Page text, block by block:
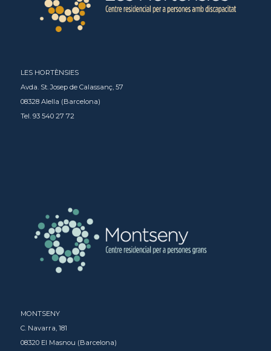
LES HORTÈNSIES
Avda. St. Josep de Calassanç, 57
08328 Alella (Barcelona)
Tel. 93 540 27 72
MONTSENY
C. Navarra, 181
08320 El Masnou (Barcelona)